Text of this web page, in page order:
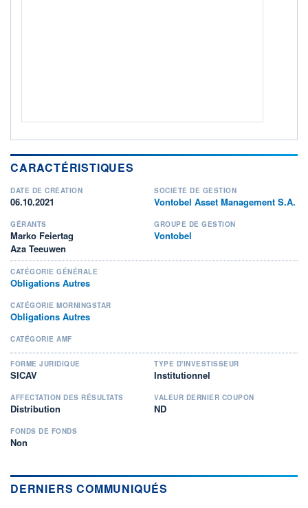
+ PORTEFEUILLE + LISTE
CARACTÉRISTIQUES
DATE DE CRÉATION
06.10.2021
SOCIÉTÉ DE GESTION
Vontobel Asset Management S.A.
GÉRANTS
Marko Feiertag
Aza Teeuwen
GROUPE DE GESTION
Vontobel
CATÉGORIE GÉNÉRALE
Obligations Autres
CATÉGORIE MORNINGSTAR
Obligations Autres
CATÉGORIE AMF
FORME JURIDIQUE
SICAV
TYPE D'INVESTISSEUR
Institutionnel
AFFECTATION DES RÉSULTATS
Distribution
VALEUR DERNIER COUPON
ND
FONDS DE FONDS
Non
DERNIERS COMMUNIQUÉS